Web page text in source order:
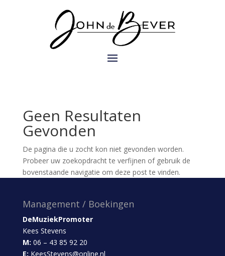
Geen Resultaten
Gevonden
De pagina die u zocht kon niet gevonden worden.
Probeer uw zoekopdracht te verfijnen of gebruik de
bovenstaande navigatie om deze post te vinden.
Management / Boekingen
DeMuziekPromoter
Kees Stevens
M: 06 – 43 85 92 20
E: KeesStevens@online.nl